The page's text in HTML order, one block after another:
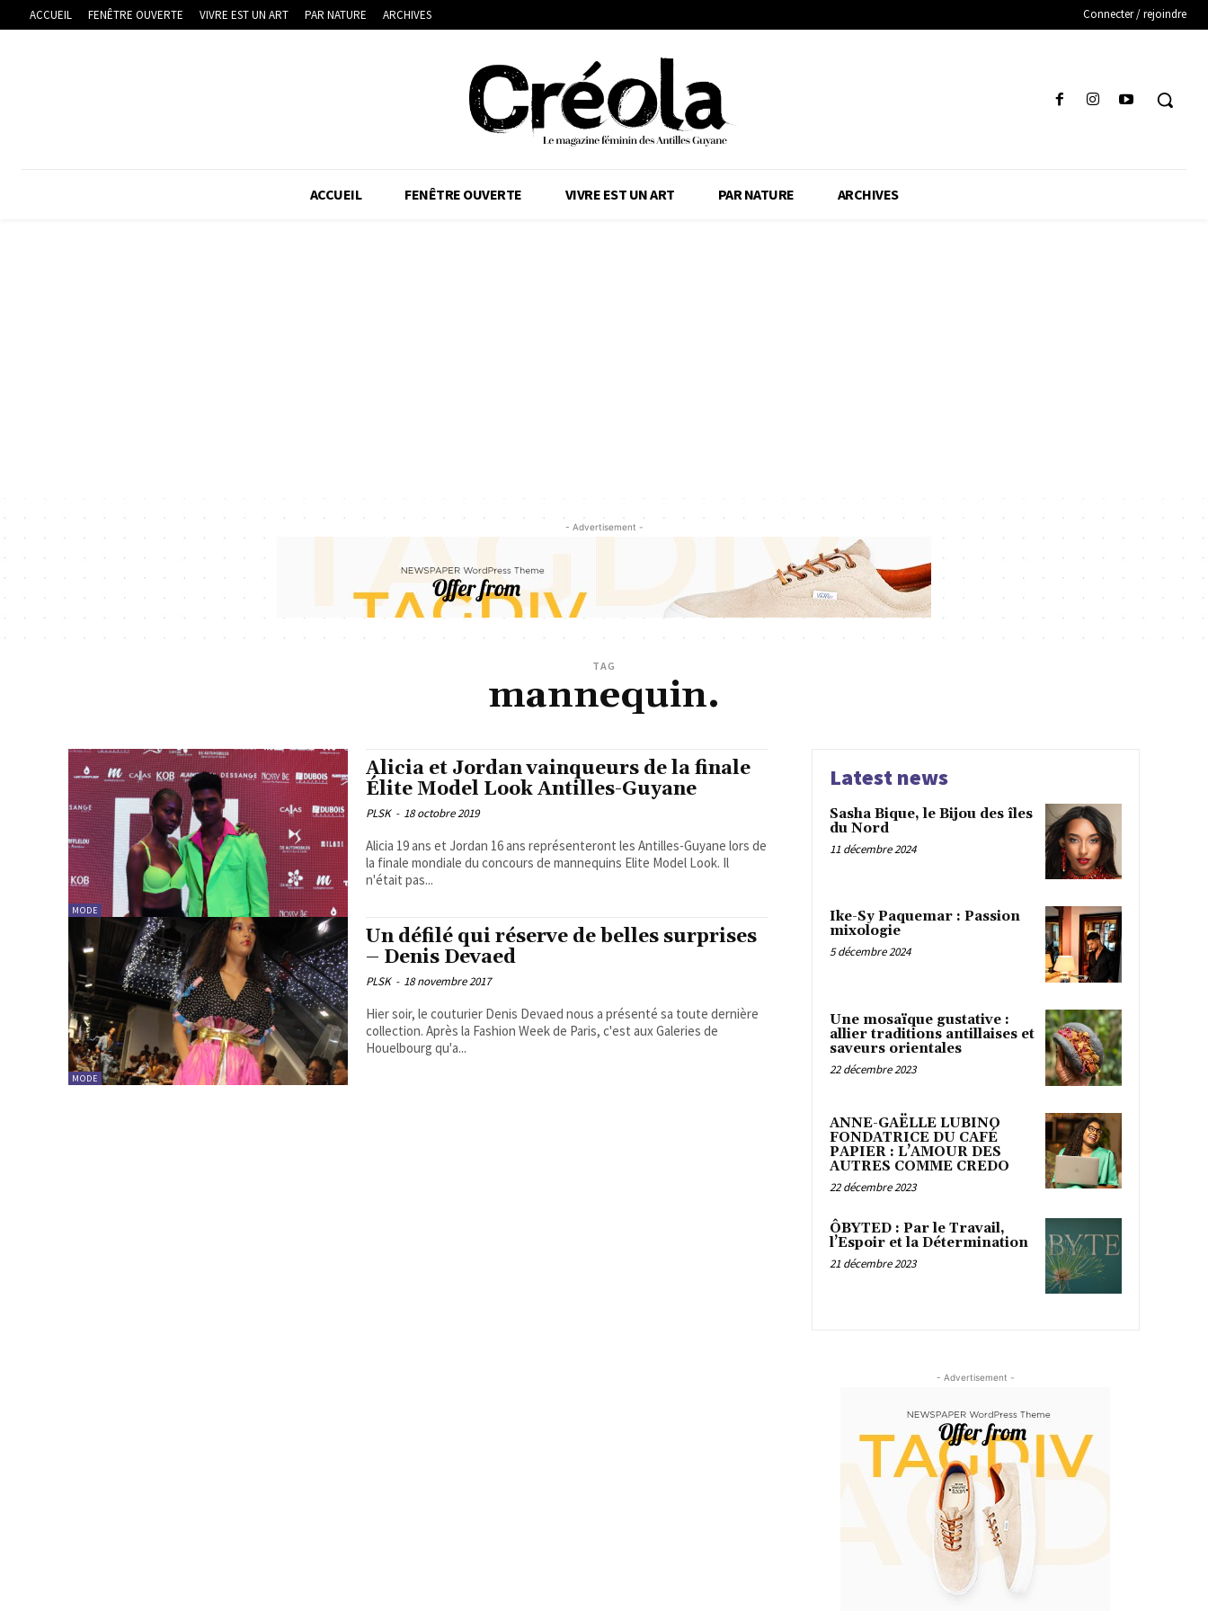
ACCUEIL FENÊTRE OUVERTE VIVRE EST UN ART PAR NATURE ARCHIVES Connecter / rejoindre
ACCUEIL FENÊTRE OUVERTE VIVRE EST UN ART PAR NATURE ARCHIVES
- Advertisement -
TAG
mannequin.
MODE
Alicia et Jordan vainqueurs de la finale
Élite Model Look Antilles-Guyane
PLSK - 18 octobre 2019
Alicia 19 ans et Jordan 16 ans représenteront les Antilles-Guyane lors de
la finale mondiale du concours de mannequins Elite Model Look. Il
n'était pas...
MODE
Un défilé qui réserve de belles surprises
– Denis Devaed
PLSK - 18 novembre 2017
Hier soir, le couturier Denis Devaed nous a présenté sa toute dernière
collection. Après la Fashion Week de Paris, c'est aux Galeries de
Houelbourg qu'a...
Latest news
Sasha Bique, le Bijou des îles
du Nord
11 décembre 2024
Ike-Sy Paquemar : Passion
mixologie
5 décembre 2024
Une mosaïque gustative :
allier traditions antillaises et
saveurs orientales
22 décembre 2023
ANNE-GAËLLE LUBINO
FONDATRICE DU CAFÉ
PAPIER : L’AMOUR DES
AUTRES COMME CREDO
22 décembre 2023
ÔBYTED : Par le Travail,
l’Espoir et la Détermination
21 décembre 2023
- Advertisement -